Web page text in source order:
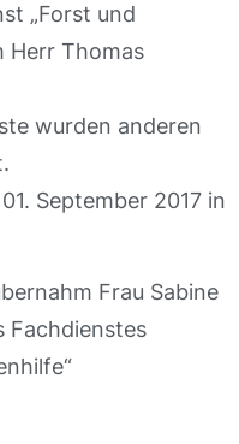
„Forst und
Herr Thomas
wurden anderen
September 2017 in
Frau Sabine
Fachdienstes